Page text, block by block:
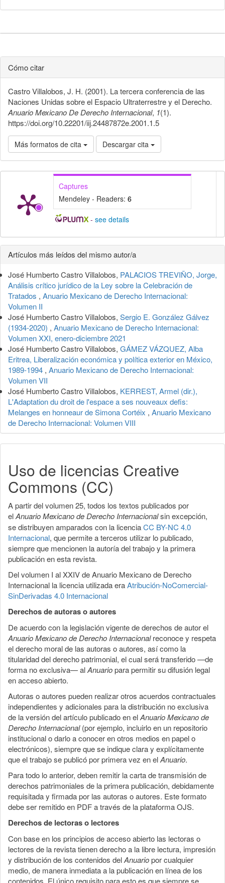
Cómo citar
Castro Villalobos, J. H. (2001). La tercera conferencia de las
Naciones Unidas sobre el Espacio Ultraterrestre y el Derecho.
Anuario Mexicano De Derecho Internacional, 1(1).
https://doi.org/10.22201/iij.24487872e.2001.1.5
Más formatos de cita Descargar cita
Captures
Mendeley - Readers: 6
- see details
Detalles
del
artículo
Artículos más leídos del mismo autor/a
José Humberto Castro Villalobos, PALACIOS TREVIÑO, Jorge,
Análisis crítico jurídico de la Ley sobre la Celebración de
Tratados , Anuario Mexicano de Derecho Internacional:
Volumen II
José Humberto Castro Villalobos, Sergio E. González Gálvez
(1934-2020) , Anuario Mexicano de Derecho Internacional:
Volumen XXI, enero-diciembre 2021
José Humberto Castro Villalobos, GÁMEZ VÁZQUEZ, Alba
Eritrea, Liberalización económica y política exterior en México,
1989-1994 , Anuario Mexicano de Derecho Internacional:
Volumen VII
José Humberto Castro Villalobos, KERREST, Armel (dir.),
L'Adaptation du droit de l'espace a ses nouveaux defis:
Melanges en honneaur de Simona Cortéix , Anuario Mexicano
de Derecho Internacional: Volumen VIII
Uso de licencias Creative
Commons (CC)
A partir del volumen 25, todos los textos publicados por
elAnuario Mexicano de Derecho Internacionalsin excepción,
se distribuyen amparados con la licenciaCC BY-NC 4.0
Internacional, que permite a terceros utilizar lo publicado,
siempre que mencionen la autoría del trabajo y la primera
publicación en esta revista.
Del volumen I al XXIV de Anuario Mexicano de Derecho
Internacional la licencia utilizada eraAtribución-NoComercial-
SinDerivadas 4.0 Internacional
Derechos de autoras o autores
De acuerdo con la legislación vigente de derechos de autor el
Anuario Mexicano de Derecho Internacionalreconoce y respeta
el derecho moral de las autoras o autores, así como la
titularidad del derecho patrimonial, el cual será transferido —de
forma no exclusiva— alAnuariopara permitir su difusión legal
en acceso abierto.
Autoras o autores pueden realizar otros acuerdos contractuales
independientes y adicionales para la distribución no exclusiva
de la versión del artículo publicado en elAnuario Mexicano de
Derecho Internacional(por ejemplo, incluirlo en un repositorio
institucional o darlo a conocer en otros medios en papel o
electrónicos), siempre que se indique clara y explícitamente
que el trabajo se publicó por primera vez en elAnuario.
Para todo lo anterior, deben remitir la carta de transmisión de
derechos patrimoniales de la primera publicación, debidamente
requisitada y firmada por las autoras o autores. Este formato
debe ser remitido en PDF a través de la plataforma OJS.
Derechos de lectoras o lectores
Con base en los principios de acceso abierto las lectoras o
lectores de la revista tienen derecho a la libre lectura, impresión
y distribución de los contenidos delAnuariopor cualquier
medio, de manera inmediata a la publicación en línea de los
contenidos. El único requisito para esto es que siempre se